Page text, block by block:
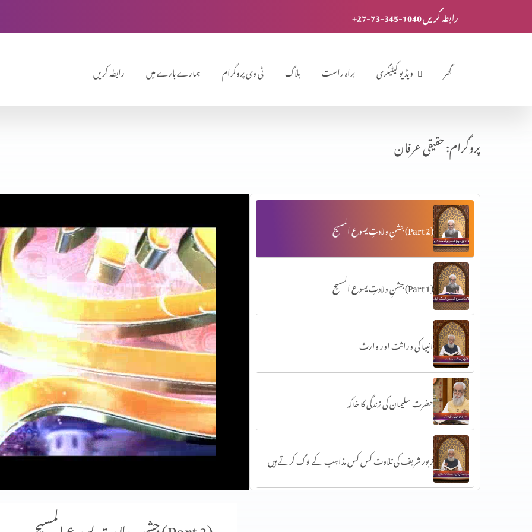
+27-73-345-1040 رابطہ کریں
رابطہ کریں ہمارے بارے میں ٹی وی پروگرام بلاگ براہ راست ویڈیو کیٹیگری گھر
پروگرام: حقیقی عرفان
جشنِ ولادتِ یسوع المسیح (Part 2)
جشنِ ولادتِ یسوع المسیح (Part 1)
انبیا کی وراثت اور وارث
حضرت سلیمان کی زندگی کا خاکہ
زبور شریف کی تلاوت کس کس مذاہب کے لوگ کرتے ہیں